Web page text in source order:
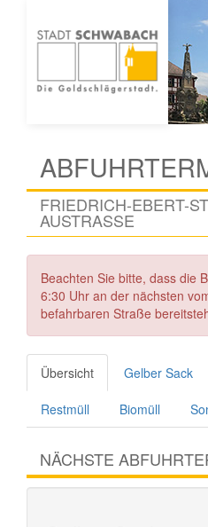
FRIEDRICH-EBERT-
USTRASSE
Beachten Sie bitte, dass die
6:30 Uhr an der nächsten
befahrbaren Straße
Übersicht Gelber Sack
Restmüll Biomüll
NÄCHSTE